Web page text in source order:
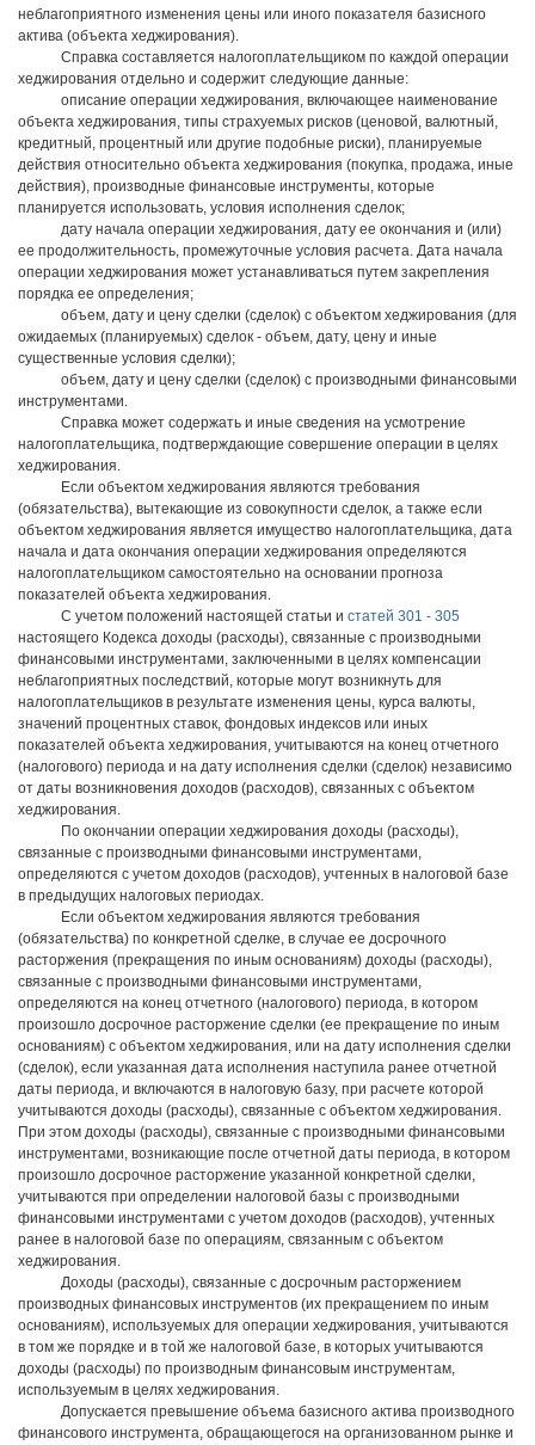
неблагоприятного изменения цены или иного показателя базисного
актива (объекта хеджирования).
Справка составляется налогоплательщиком по каждой операции
хеджирования отдельно и содержит следующие данные:
описание операции хеджирования, включающее наименование
объекта хеджирования, типы страхуемых рисков (ценовой, валютный,
кредитный, процентный или другие подобные риски), планируемые
действия относительно объекта хеджирования (покупка, продажа, иные
действия), производные финансовые инструменты, которые
планируется использовать, условия исполнения сделок;
дату начала операции хеджирования, дату ее окончания и (или)
ее продолжительность, промежуточные условия расчета. Дата начала
операции хеджирования может устанавливаться путем закрепления
порядка ее определения;
объем, дату и цену сделки (сделок) с объектом хеджирования (для
ожидаемых (планируемых) сделок - объем, дату, цену и иные
существенные условия сделки);
объем, дату и цену сделки (сделок) с производными финансовыми
инструментами.
Справка может содержать и иные сведения на усмотрение
налогоплательщика, подтверждающие совершение операции в целях
хеджирования.
Если объектом хеджирования являются требования
(обязательства), вытекающие из совокупности сделок, а также если
объектом хеджирования является имущество налогоплательщика, дата
начала и дата окончания операции хеджирования определяются
налогоплательщиком самостоятельно на основании прогноза
показателей объекта хеджирования.
С учетом положений настоящей статьи и статей 301 - 305
настоящего Кодекса доходы (расходы), связанные с производными
финансовыми инструментами, заключенными в целях компенсации
неблагоприятных последствий, которые могут возникнуть для
налогоплательщиков в результате изменения цены, курса валюты,
значений процентных ставок, фондовых индексов или иных
показателей объекта хеджирования, учитываются на конец отчетного
(налогового) периода и на дату исполнения сделки (сделок) независимо
от даты возникновения доходов (расходов), связанных с объектом
хеджирования.
По окончании операции хеджирования доходы (расходы),
связанные с производными финансовыми инструментами,
определяются с учетом доходов (расходов), учтенных в налоговой базе
в предыдущих налоговых периодах.
Если объектом хеджирования являются требования
(обязательства) по конкретной сделке, в случае ее досрочного
расторжения (прекращения по иным основаниям) доходы (расходы),
связанные с производными финансовыми инструментами,
определяются на конец отчетного (налогового) периода, в котором
произошло досрочное расторжение сделки (ее прекращение по иным
основаниям) с объектом хеджирования, или на дату исполнения сделки
(сделок), если указанная дата исполнения наступила ранее отчетной
даты периода, и включаются в налоговую базу, при расчете которой
учитываются доходы (расходы), связанные с объектом хеджирования.
При этом доходы (расходы), связанные с производными финансовыми
инструментами, возникающие после отчетной даты периода, в котором
произошло досрочное расторжение указанной конкретной сделки,
учитываются при определении налоговой базы с производными
финансовыми инструментами с учетом доходов (расходов), учтенных
ранее в налоговой базе по операциям, связанным с объектом
хеджирования.
Доходы (расходы), связанные с досрочным расторжением
производных финансовых инструментов (их прекращением по иным
основаниям), используемых для операции хеджирования, учитываются
в том же порядке и в той же налоговой базе, в которых учитываются
доходы (расходы) по производным финансовым инструментам,
используемым в целях хеджирования.
Допускается превышение объема базисного актива производного
финансового инструмента, обращающегося на организованном рынке и